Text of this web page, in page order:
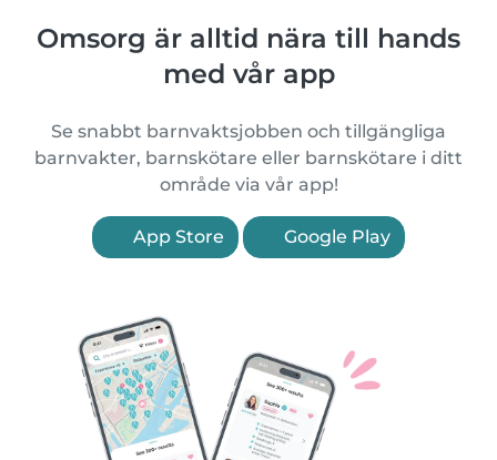
Omsorg är alltid nära till hands
med vår app
Se snabbt barnvaktsjobben och tillgängliga
barnvakter, barnskötare eller barnskötare i ditt
område via vår app!
App Store Google Play